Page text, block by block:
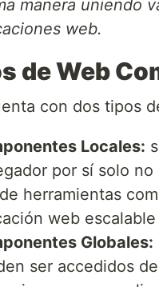
manera uniendo
web.
de Web
con dos tipos
Locales:
por sí solo
herramientas
web
Globales:
ser accedidos